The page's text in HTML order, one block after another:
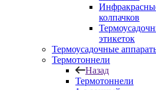
колпачков
этикеток
Термоусадочные
Термотоннели
Назад
Термотоннели